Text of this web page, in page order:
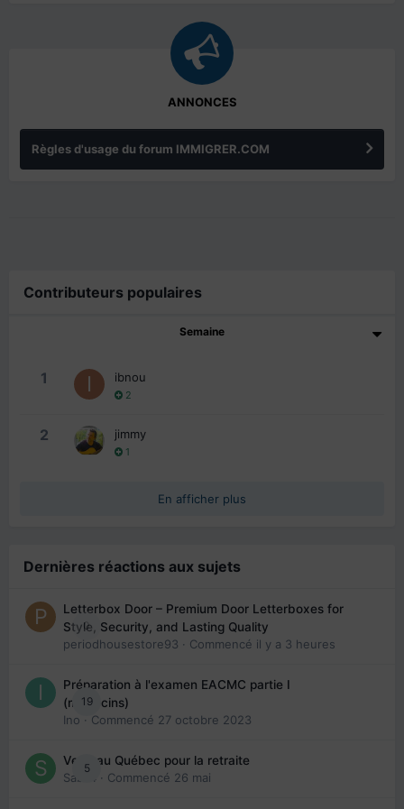
ANNONCES
Règles d'usage du forum IMMIGRER.COM
Contributeurs populaires
Semaine
1 ibnou
2
2 jimmy
1
En afficher plus
Dernières réactions aux sujets
0
Letterbox Door – Premium Door Letterboxes for
Style, Security, and Lasting Quality
periodhousestore93 · Commencé il y a 3 heures
19
Préparation à l'examen EACMC partie I
(médecins)
Ino · Commencé 27 octobre 2023
5
Venir au Québec pour la retraite
Sab74
· Commencé 26 mai